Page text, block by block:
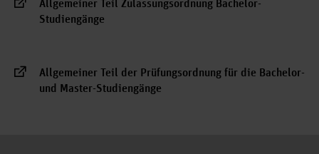
Allgemeiner Teil Zulassungsordnung Bachelor-
Studiengänge
Allgemeiner Teil der Prüfungsordnung für die Bachelor-
und Master-Studiengänge